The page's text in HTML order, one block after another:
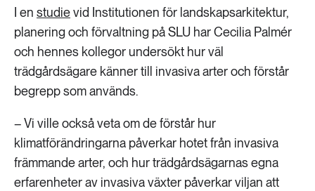
I en studievid Institutionen för landskapsarkitektur,
planering och förvaltning på SLU har Cecilia Palmér
och hennes kollegor undersökt hur väl
trädgårdsägare känner till invasiva arter och förstår
begrepp som används.
– Vi ville också veta om de förstår hur
klimatförändringarna påverkar hotet från invasiva
främmande arter, och hur trädgårdsägarnas egna
erfarenheter av invasiva växter påverkar viljan att